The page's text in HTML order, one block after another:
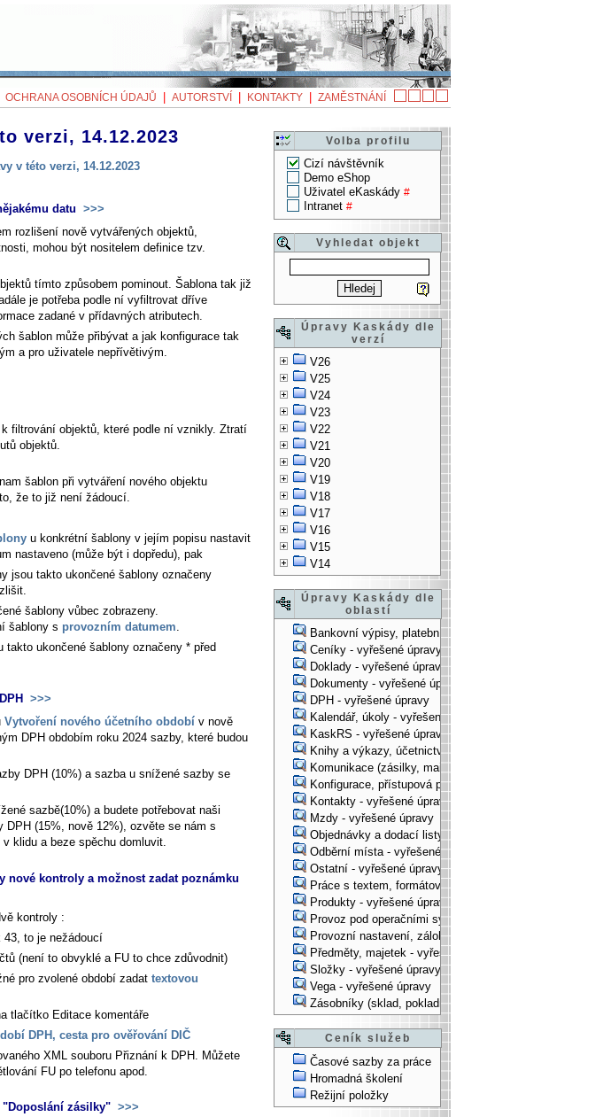
OCHRANA OSOBNÍCH ÚDAJŮ AUTORSTVÍ KONTAKTY ZAMĚSTNÁNÍ
Volba profilu
Cizí návštěvník
Demo eShop
Uživatel eKaskády #
Intranet #
Vyhledat objekt
Úpravy Kaskády dle
verzí
V26
V25
V24
V23
V22
V21
V20
V19
V18
V17
V16
V15
V14
Úpravy Kaskády dle
oblastí
Bankovní výpisy, platební příkazy - vyřešené úpravy
Ceníky - vyřešené úpravy
Doklady - vyřešené úpravy
Dokumenty - vyřešené úpravy
DPH - vyřešené úpravy
Kalendář, úkoly - vyřešené úpravy
KaskRS - vyřešené úpravy
Knihy a výkazy, účetnictví - vyřešené úpravy
Komunikace (zásilky, mail-systém, ...) - vyřešené úpravy
Konfigurace, přístupová práva, ... - vyřešené úpravy
Kontakty - vyřešené úpravy
Mzdy - vyřešené úpravy
Objednávky a dodací listy - vyřešené úpravy
Odběrní místa - vyřešené úpravy
Ostatní - vyřešené úpravy
Práce s textem, formátování, ... - vyřešené úpravy
Produkty - vyřešené úpravy
Provoz pod operačními systémy, technologické věci -
Provozní nastavení, zálohování, instalace, ... -
Předměty, majetek - vyřešené úpravy
Složky - vyřešené úpravy
Vega - vyřešené úpravy
Zásobníky (sklad, pokladna, bank. účet) - vyřešené
Ceník služeb
Časové sazby za práce
Hromadná školení
Režijní položky
verzi, 14.12.2023
v této verzi, 14.12.2023
datu >>>
rozlišení nově vytvářených objektů,
mohou být nositelem definice tzv.
tímto způsobem pominout. Šablona tak již
je potřeba podle ní vyfiltrovat dříve
zadané v přídavných atributech.
šablon může přibývat a jak konfigurace tak
a pro uživatele nepřívětivým.
filtrování objektů, které podle ní vznikly. Ztratí
objektů.
šablon při vytváření nového objektu
že to již není žádoucí.
u konkrétní šablony v jejím popisu nastavit
nastaveno (může být i dopředu), pak
jsou takto ukončené šablony označeny
šablony vůbec zobrazeny.
šablony s provozním datumem.
ukončené šablony označeny * před
>>>
Vytvoření nového účetního období v nově
DPH obdobím roku 2024 sazby, které budou
DPH (10%) a sazba u snížené sazby se
sazbě(10%) a budete potřebovat naši
(15%, nově 12%), ozvěte se nám s
klidu a beze spěchu domluvit.
nové kontroly a možnost zadat poznámku
kontroly :
43, to je nežádoucí
(není to obvyklé a FU to chce zdůvodnit)
pro zvolené období zadat textovou
tlačítko Editace komentáře
DPH, cesta pro ověřování DIČ
XML souboru Přiznání k DPH. Můžete
FU po telefonu apod.
zásilky" >>>